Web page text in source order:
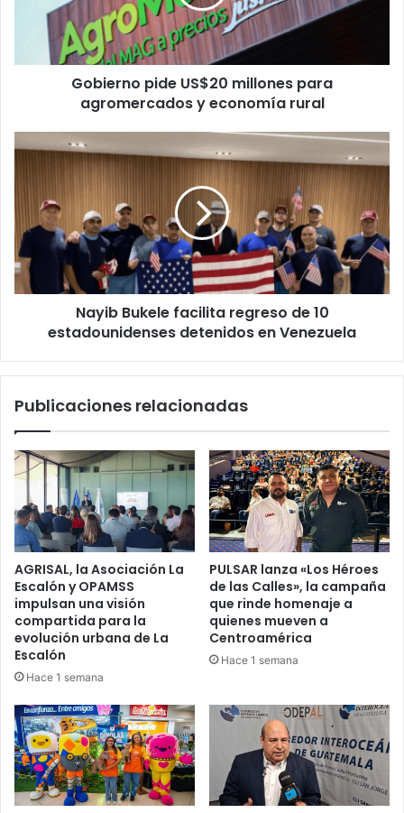
agromercados
economía
rural
Gobierno pide US$20 millones para
agromercados y economía rural
regreso
10
estadounidenses
detenidos
en
Nayib Bukele facilita regreso de 10
estadounidenses detenidos en Venezuela
Publicaciones relacionadas
AGRISAL, la Asociación La
Escalón y OPAMSS
impulsan una visión
compartida para la
evolución urbana de La
Escalón
Hace 1 semana
PULSAR lanza «Los Héroes
de las Calles», la campaña
que rinde homenaje a
quienes mueven a
Centroamérica
Hace 1 semana